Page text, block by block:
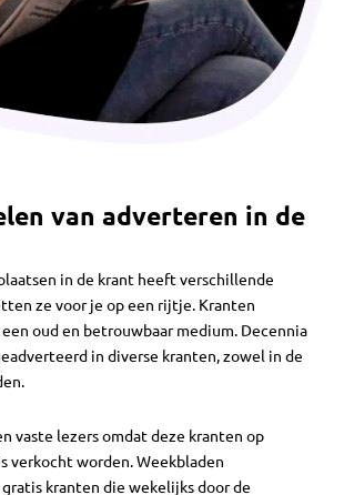
van adverteren in de
in de krant heeft verschillende
ze voor je op een rijtje. Kranten
oud en betrouwbaar medium. Decennia
in diverse kranten, zowel in de
vaste lezers omdat deze kranten op
verkocht worden. Weekbladen
kranten die wekelijks door de